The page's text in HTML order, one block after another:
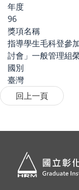
年度
96
獎項名稱
指導學生毛科登參
討會」一般管理組
國別
臺灣